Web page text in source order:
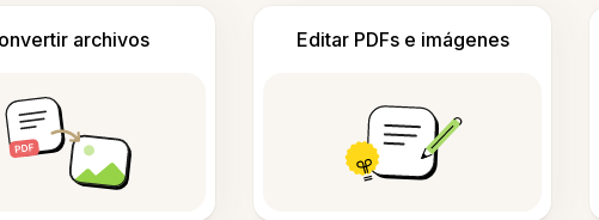
archivos Editar PDFs e imágenes